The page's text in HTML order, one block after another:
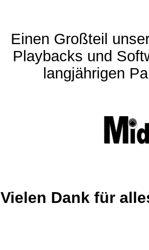
Einen Großteil
Playbacks und
langjährigen
Vielen Dank für